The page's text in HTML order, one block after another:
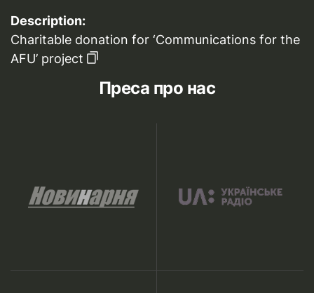
Description:
Charitable donation for ‘Communications for the
AFU’ project
Преса про нас